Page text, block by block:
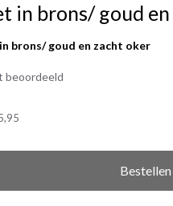
in brons/ goud
brons/ goud en zacht oker
beoordeeld
Bestellen